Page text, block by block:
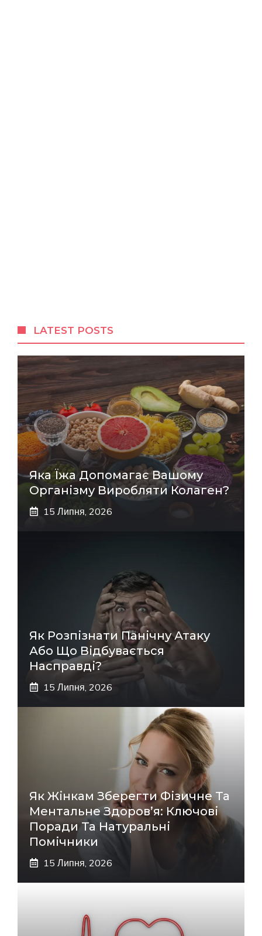
LATEST POSTS
Яка Їжа Допомагає Вашому
Організму Виробляти Колаген?
15 Липня, 2026
Як Розпізнати Панічну Атаку
Або Що Відбувається
Насправді?
15 Липня, 2026
Як Жінкам Зберегти Фізичне Та
Ментальне Здоров’я: Ключові
Поради Та Натуральні
Помічники
15 Липня, 2026